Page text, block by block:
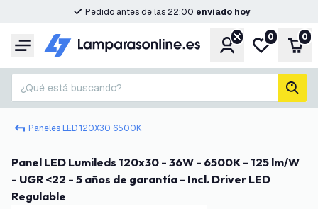
Pedido antes de las 22:00 enviado hoy
Menú CuentaMi lista de
0 0
¿Qué está buscando?
Paneles LED 120X30 6500K
Panel LED Lumileds 120x30 - 36W - 6500K - 125 lm/W
- UGR <22 - 5 años de garantía - Incl. Driver LED
Regulable